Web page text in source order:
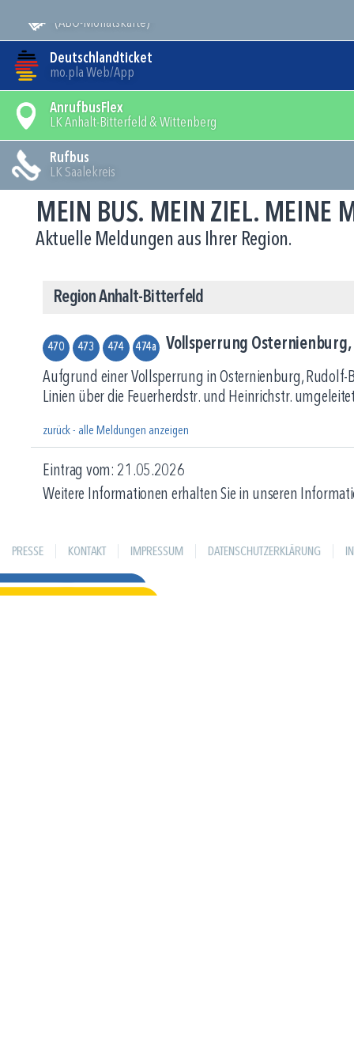
(ABO-Monatskarte)
Deutschlandticket
mo.pla Web/App
AnrufbusFlex
LK Anhalt-Bitterfeld & Wittenberg
Rufbus
LK Saalekreis
MEIN BUS. MEIN ZIEL. MEINE
Aktuelle Meldungen aus Ihrer Region.
Region Anhalt-Bitterfeld
470 473 474 474a Vollsperrung
Aufgrund einer Vollsperrung in Osternienburg,
Linien über die Feuerherdstr. und Heinrichstr.
zurück - alle Meldungen anzeigen
Eintrag vom: 21.05.2026
Weitere Informationen erhalten Sie in unseren
PRESSE KONTAKT IMPRESSUM DATENSCHUTZERKLÄRUNG